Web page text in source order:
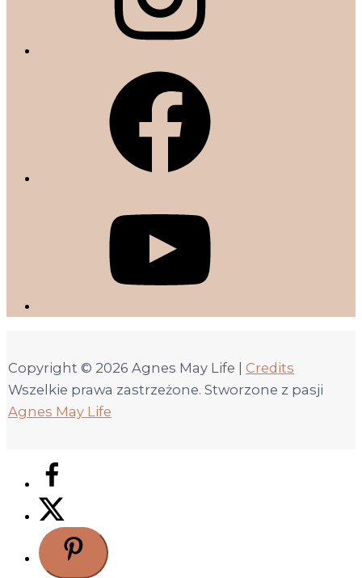
Copyright © 2026 Agnes May Life | Credits
Wszelkie prawa zastrzeżone. Stworzone z pasji
Agnes May Life